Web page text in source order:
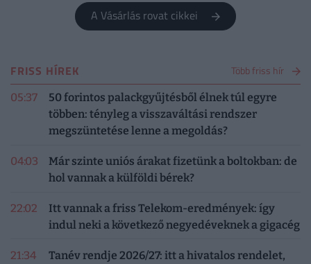
A Vásárlás rovat cikkei
FRISS HÍREK Több friss hír
05:37
50 forintos palackgyűjtésből élnek túl egyre
többen: tényleg a visszaváltási rendszer
megszüntetése lenne a megoldás?
04:03
Már szinte uniós árakat fizetünk a boltokban: de
hol vannak a külföldi bérek?
22:02
Itt vannak a friss Telekom-eredmények: így
indul neki a következő negyedéveknek a gigacég
21:34
Tanév rendje 2026/27: itt a hivatalos rendelet,